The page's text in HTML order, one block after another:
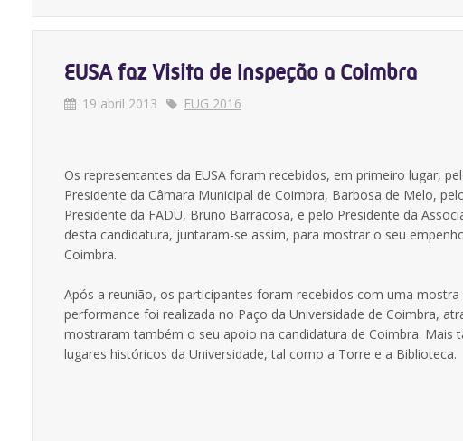
EUSA faz Visita de Inspeção a Coimbra
19 abril 2013 EUG 2016
Os representantes da EUSA foram recebidos, em primeiro lugar,
Presidente da Câmara Municipal de Coimbra, Barbosa de Melo,
Presidente da FADU, Bruno Barracosa, e pelo Presidente da
desta candidatura, juntaram-se assim, para mostrar o seu
Coimbra.
Após a reunião, os participantes foram recebidos com uma
performance foi realizada no Paço da Universidade de Coimbra,
mostraram também o seu apoio na candidatura de Coimbra. Mais
lugares históricos da Universidade, tal como a Torre e a Biblioteca.